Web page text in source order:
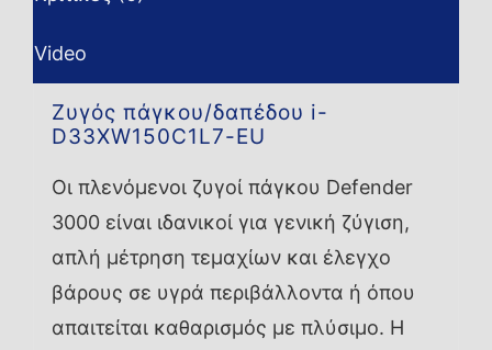
Video
Ζυγός πάγκου/δαπέδου i-
D33XW150C1L7-EU
Οι πλενόμενοι ζυγοί πάγκου Defender
3000 είναι ιδανικοί για γενική ζύγιση,
απλή μέτρηση τεμαχίων και έλεγχο
βάρους σε υγρά περιβάλλοντα ή όπου
απαιτείται καθαρισμός με πλύσιμο. Η